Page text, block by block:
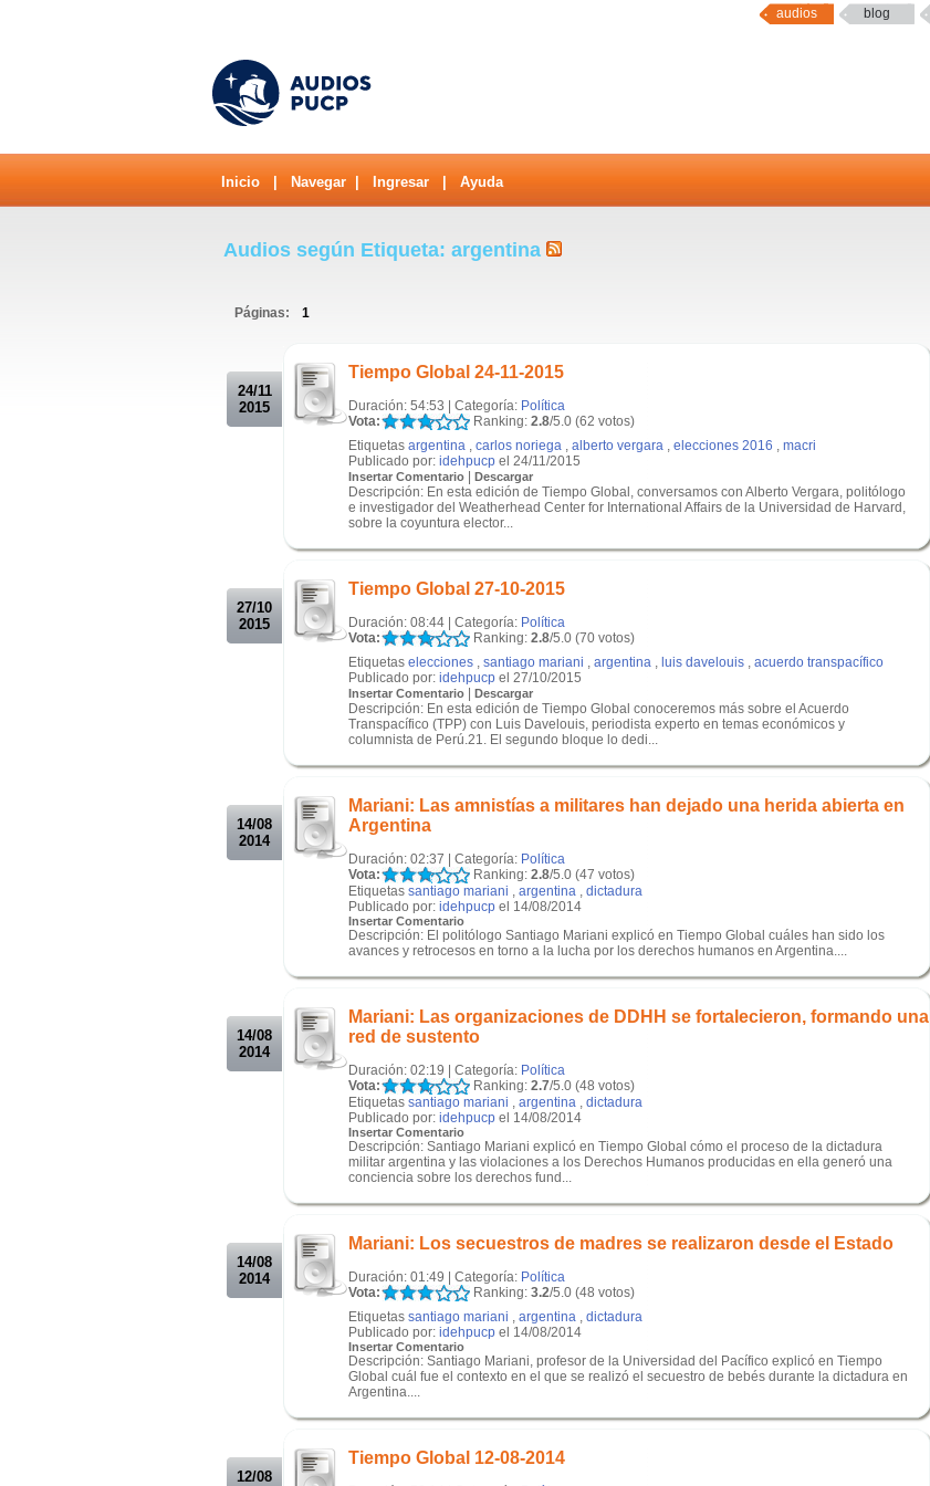
audios blog
Inicio Navegar Ingresar Ayuda
Audios según Etiqueta: argentina
Páginas: 1
24/11
2015
Tiempo Global 24-11-2015
Duración: 54:53 | Categoría: Política
Vota:
Ranking: 2.8/5.0 (62 votos)
Etiquetas argentina , carlos noriega , alberto vergara , elecciones 2016 , macri
Publicado por: idehpucp el 24/11/2015
Insertar Comentario | Descargar
Descripción: En esta edición de Tiempo Global, conversamos con Alberto Vergara, politólogo
e investigador del Weatherhead Center for International Affairs de la Universidad de Harvard,
sobre la coyuntura elector...
27/10
2015
Tiempo Global 27-10-2015
Duración: 08:44 | Categoría: Política
Vota:
Ranking: 2.8/5.0 (70 votos)
Etiquetas elecciones , santiago mariani , argentina , luis davelouis , acuerdo transpacífico
Publicado por: idehpucp el 27/10/2015
Insertar Comentario | Descargar
Descripción: En esta edición de Tiempo Global conoceremos más sobre el Acuerdo
Transpacífico (TPP) con Luis Davelouis, periodista experto en temas económicos y
columnista de Perú.21. El segundo bloque lo dedi...
14/08
2014
Mariani: Las amnistías a militares han dejado una herida abierta en
Argentina
Duración: 02:37 | Categoría: Política
Vota:
Ranking: 2.8/5.0 (47 votos)
Etiquetas santiago mariani , argentina , dictadura
Publicado por: idehpucp el 14/08/2014
Insertar Comentario
Descripción: El politólogo Santiago Mariani explicó en Tiempo Global cuáles han sido los
avances y retrocesos en torno a la lucha por los derechos humanos en Argentina....
14/08
2014
Mariani: Las organizaciones de DDHH se fortalecieron, formando una
red de sustento
Duración: 02:19 | Categoría: Política
Vota:
Ranking: 2.7/5.0 (48 votos)
Etiquetas santiago mariani , argentina , dictadura
Publicado por: idehpucp el 14/08/2014
Insertar Comentario
Descripción: Santiago Mariani explicó en Tiempo Global cómo el proceso de la dictadura
militar argentina y las violaciones a los Derechos Humanos producidas en ella generó una
conciencia sobre los derechos fund...
14/08
2014
Mariani: Los secuestros de madres se realizaron desde el Estado
Duración: 01:49 | Categoría: Política
Vota:
Ranking: 3.2/5.0 (48 votos)
Etiquetas santiago mariani , argentina , dictadura
Publicado por: idehpucp el 14/08/2014
Insertar Comentario
Descripción: Santiago Mariani, profesor de la Universidad del Pacífico explicó en Tiempo
Global cuál fue el contexto en el que se realizó el secuestro de bebés durante la dictadura en
Argentina....
12/08
Tiempo Global 12-08-2014